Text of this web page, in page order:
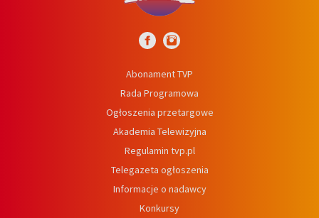
Abonament TVP
Rada Programowa
Ogłoszenia przetargowe
Akademia Telewizyjna
Regulamin tvp.pl
Telegazeta ogłoszenia
Informacje o nadawcy
Konkursy